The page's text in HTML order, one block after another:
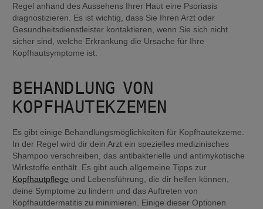
Regel anhand des Aussehens Ihrer Haut eine Psoriasis
diagnostizieren. Es ist wichtig, dass Sie Ihren Arzt oder
Gesundheitsdienstleister kontaktieren, wenn Sie sich nicht
sicher sind, welche Erkrankung die Ursache für Ihre
Kopfhautsymptome ist.
BEHANDLUNG VON
KOPFHAUTEKZEMEN
Es gibt einige Behandlungsmöglichkeiten für Kopfhautekzeme.
In der Regel wird dir dein Arzt ein spezielles medizinisches
Shampoo verschreiben, das antibakterielle und antimykotische
Kopfhautpflege und Lebensführung, die dir helfen können,
deine Symptome zu lindern und das Auftreten von
Kopfhautdermatitis zu minimieren. Einige dieser Optionen